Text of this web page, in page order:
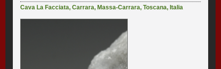
Cava La Facciata,Carrara, Massa-Carrara,Toscana, Italia